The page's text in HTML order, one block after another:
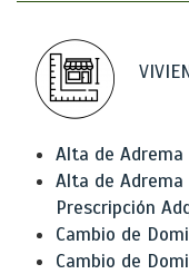
Alta de Adrema
Alta de
Prescripción
Cambio de
Cambio de